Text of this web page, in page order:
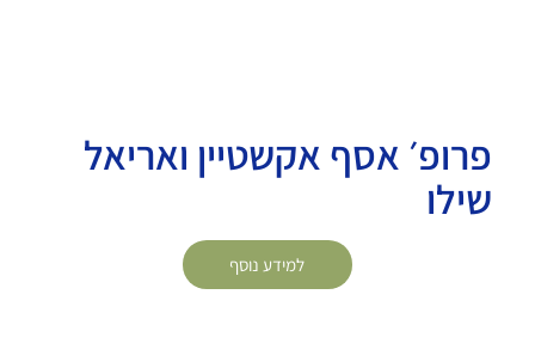
פרופ׳ אסף אקשטיין ואריאל
שילו
למידע נוסף